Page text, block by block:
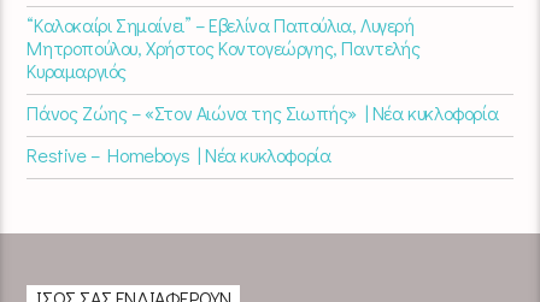
“Καλοκαίρι Σημαίνει” – Εβελίνα Παπούλια, Λυγερή
Μητροπούλου, Χρήστος Κοντογεώργης, Παντελής
Κυραμαργιός
Πάνος Ζώης – «Στον Αιώνα της Σιωπής» | Νέα κυκλοφορία
Restive – Homeboys | Νέα κυκλοφορία